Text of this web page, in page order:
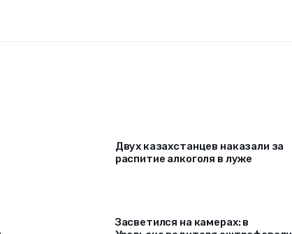
Двух казахстанцев наказали за
распитие алкоголя в луже
Засветился на камерах: в